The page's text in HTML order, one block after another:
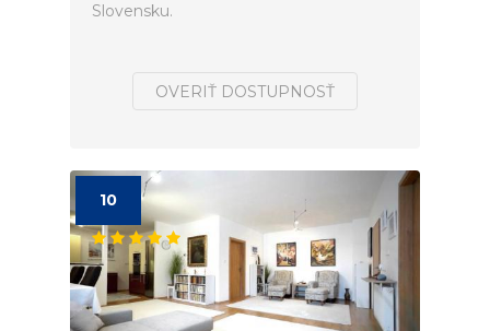
Slovensku.
OVERIŤ DOSTUPNOSŤ
10